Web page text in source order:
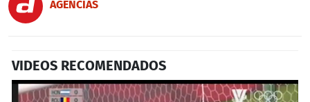
AGENCIAS
VIDEOS RECOMENDADOS